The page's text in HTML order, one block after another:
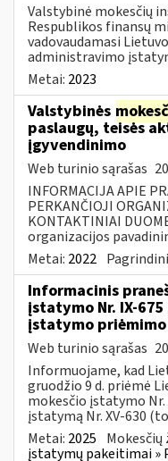
Valstybinė mokesčių
Respublikos finansų
vadovaudamasi
administravimo
Metai: 2023
Valstybinės
paslaugų, teisės
įgyvendinimo
Web turinio sąrašas
INFORMACIJA APIE
PERKANČIOJI
KONTAKTINIAI
organizacijos
Metai: 2022
Informacinis
įstatymo Nr. IX-
įstatymo priėmimo
Web turinio sąrašas
Informuojame, kad
gruodžio 9 d. priėmė
mokesčio įstatymo
įstatymą Nr. XV-630
Metai: 2025
įstatymų pakeitimai »